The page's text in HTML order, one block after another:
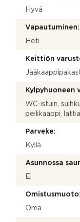
Hyvä
Vapautuminen:
Heti
Keittiön
Kylpyhuoneen
WC-istuin,
peilikaappi,
Parveke:
Kyllä
Asunnossa
Ei
Omistusmuoto:
Oma